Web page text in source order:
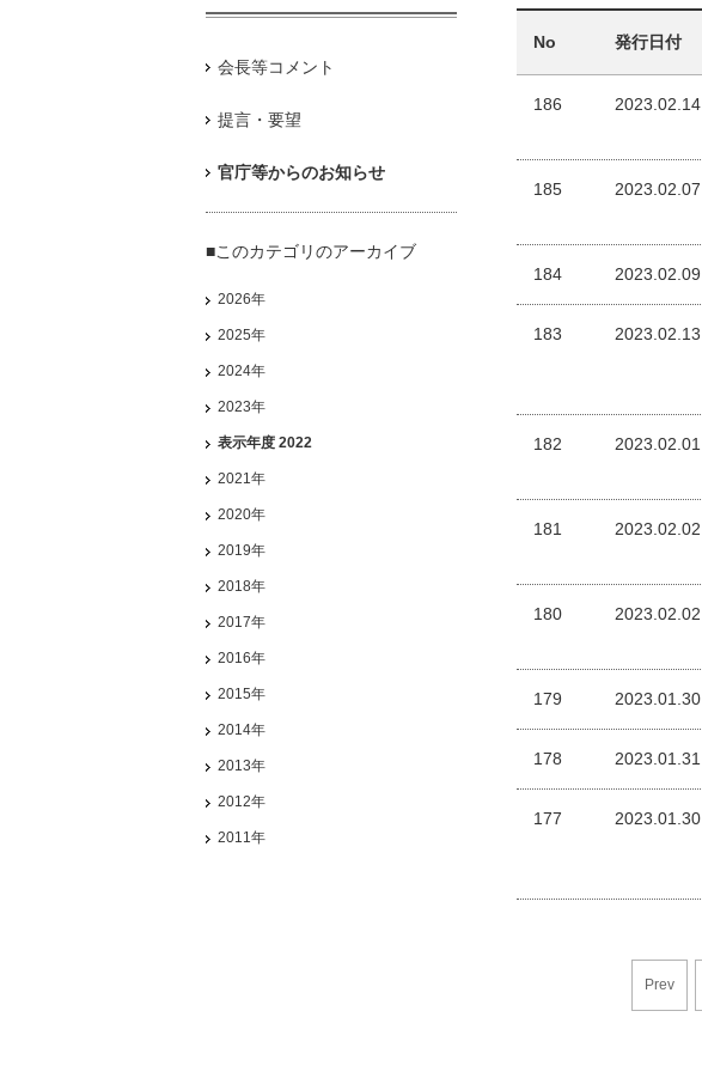
No 発行日付
186 2023.02.14
185 2023.02.07
184 2023.02.09
183 2023.02.13
182 2023.02.01
181 2023.02.02
180 2023.02.02
179 2023.01.30
178 2023.01.31
177 2023.01.30
Prev
会長等コメント
提言・要望
官庁等からのお知らせ
■このカテゴリのアーカイブ
2026年
2025年
2024年
2023年
表示年度 2022
2021年
2020年
2019年
2018年
2017年
2016年
2015年
2014年
2013年
2012年
2011年